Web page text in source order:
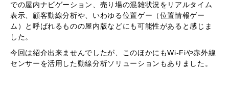
での屋内ナビゲーション、売り場の混雑状況をリアルタイム
表示、顧客動線分析や、いわゆる位置ゲー（位置情報ゲー
ム）と呼ばれるものの屋内版などにも可能性があると感じま
した。
今回は紹介出来ませんでしたが、このほかにもWi-Fiや赤外線
センサーを活用した動線分析ソリューションもありました。